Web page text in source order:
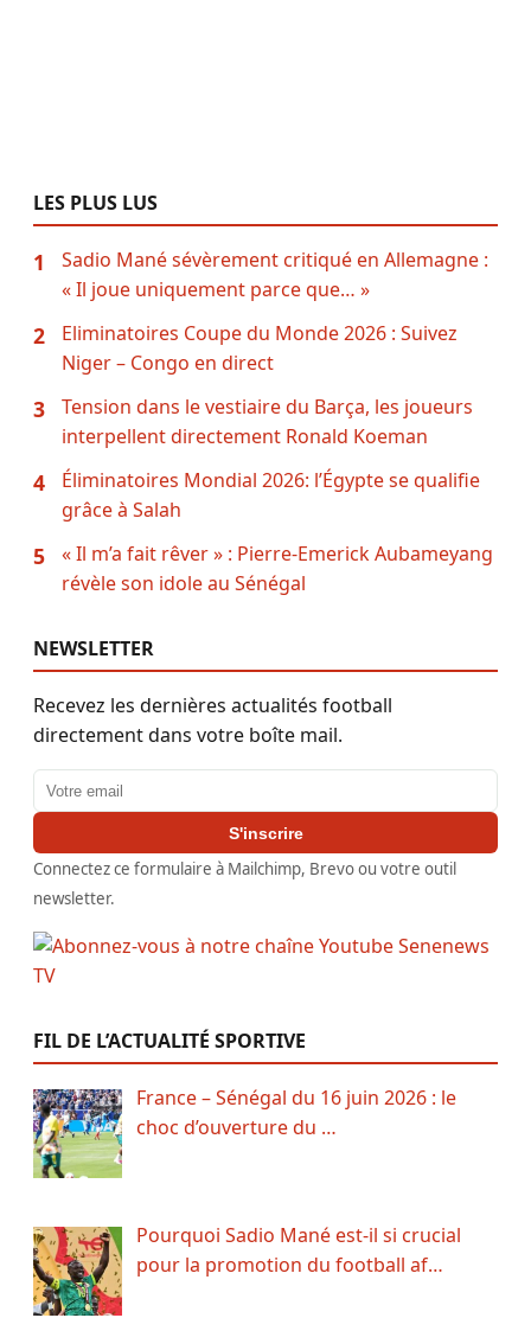
LES PLUS LUS
1
Sadio Mané sévèrement critiqué en Allemagne :
« Il joue uniquement parce que… »
2
Eliminatoires Coupe du Monde 2026 : Suivez
Niger – Congo en direct
3
Tension dans le vestiaire du Barça, les joueurs
interpellent directement Ronald Koeman
4
Éliminatoires Mondial 2026: l’Égypte se qualifie
grâce à Salah
5
« Il m’a fait rêver » : Pierre-Emerick Aubameyang
révèle son idole au Sénégal
NEWSLETTER
Recevez les dernières actualités football
directement dans votre boîte mail.
Adresse email
S'inscrire
Connectez ce formulaire à Mailchimp, Brevo ou votre outil
newsletter.
FIL DE L’ACTUALITÉ SPORTIVE
France – Sénégal du 16 juin 2026 : le
choc d’ouverture du …
Pourquoi Sadio Mané est-il si crucial
pour la promotion du football af…